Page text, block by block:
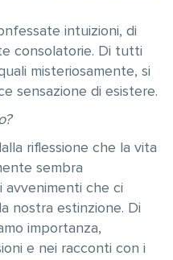
intuizioni, di
consolatorie. Di tutti
misteriosamente, si
sensazione di esistere.
riflessione che la vita
sembra
avvenimenti che ci
nostra estinzione. Di
importanza,
e nei racconti con i